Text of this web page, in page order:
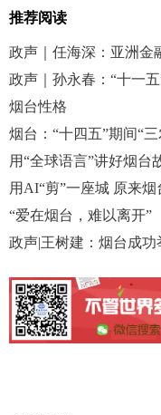
推荐阅读
政声｜任海深：亚洲金
政声｜孙永春：“十一
烟台性格
烟台：“十四五”期间“三
用AI“剪”一座城 原来
“爱在烟台，难以离开”
政声|王树建：烟台成